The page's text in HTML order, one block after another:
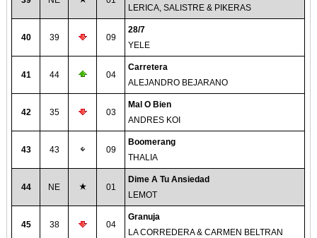
LERICA, SALISTRE & PIKERAS
40 39 09
28/7
YELE
41 44 04
Carretera
ALEJANDRO BEJARANO
42 35 03
Mal O Bien
ANDRES KOI
43 43 09
Boomerang
THALIA
44 NE 01
Dime A Tu Ansiedad
LEMOT
45 38 04
Granuja
LA CORREDERA & CARMEN BELTRAN